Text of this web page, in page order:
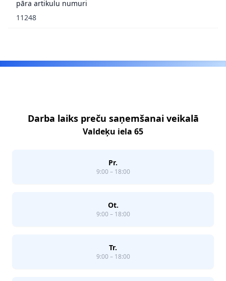
pāra artikulu numuri
11248
Darba laiks preču saņemšanai veikalā
Valdeķu iela 65
Pr.
9:00 – 18:00
Ot.
9:00 – 18:00
Tr.
9:00 – 18:00